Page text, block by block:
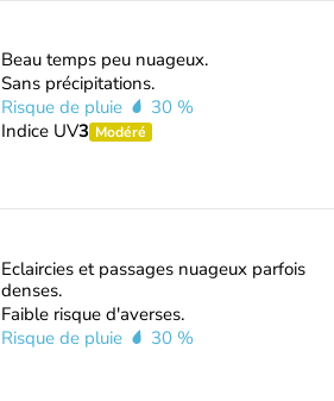
Beau temps peu nuageux.
Sans précipitations.
Risque de pluie
30 %
Indice UV3 Modéré
Eclaircies et passages nuageux parfois
denses.
Faible risque d'averses.
Risque de pluie
30 %